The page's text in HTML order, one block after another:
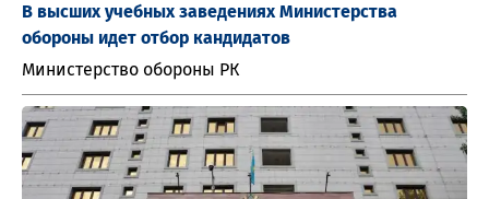
В высших учебных заведениях Министерства
обороны идет отбор кандидатов
Министерство обороны РК